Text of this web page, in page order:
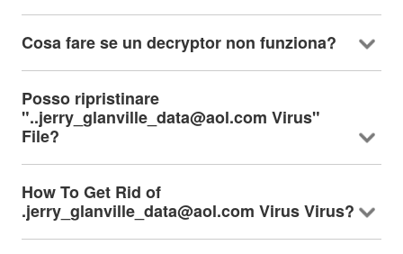
Cosa fare se un decryptor non funziona?
Posso ripristinare
"..jerry_glanville_data@aol.com Virus"
File?
How To Get Rid of
.jerry_glanville_data@aol.com Virus Virus?